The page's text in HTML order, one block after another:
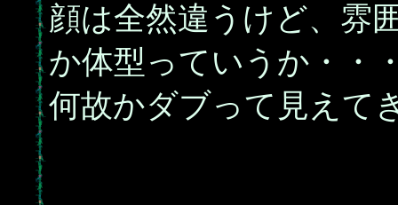
顔は全然違うけど、雰
か体型っていうか・・
何故かダブって見えて